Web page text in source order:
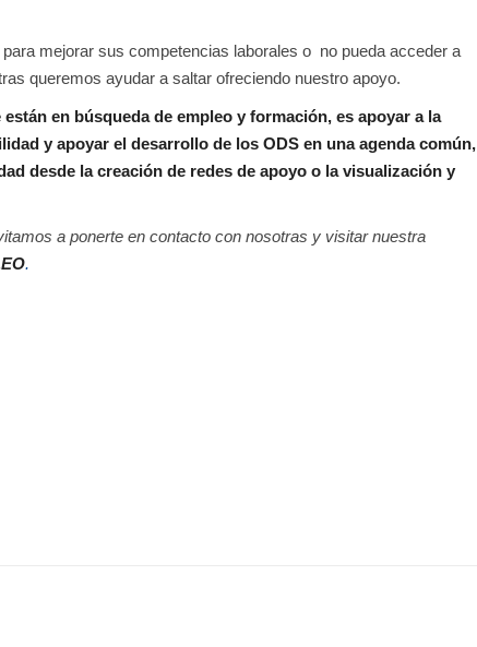
mejorar sus competencias laborales o no pueda acceder a
queremos ayudar a saltar ofreciendo nuestro apoyo.
en búsqueda de empleo y formación, es apoyar a la
y apoyar el desarrollo de los ODS en una agenda común,
desde la creación de redes de apoyo o la visualización y
a ponerte en contacto con nosotras y visitar nuestra
.